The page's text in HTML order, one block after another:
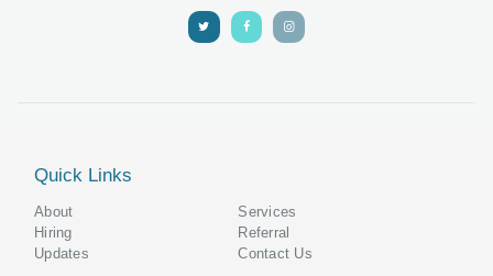
Quick Links
About
Services
Hiring
Referral
Updates
Contact Us